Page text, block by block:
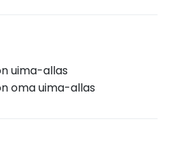
uima-allas
oma uima-allas